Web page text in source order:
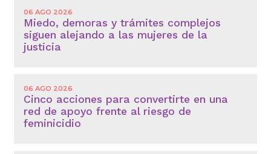
06 AGO 2026
Miedo, demoras y trámites complejos
siguen alejando a las mujeres de la
justicia
06 AGO 2026
Cinco acciones para convertirte en una
red de apoyo frente al riesgo de
feminicidio